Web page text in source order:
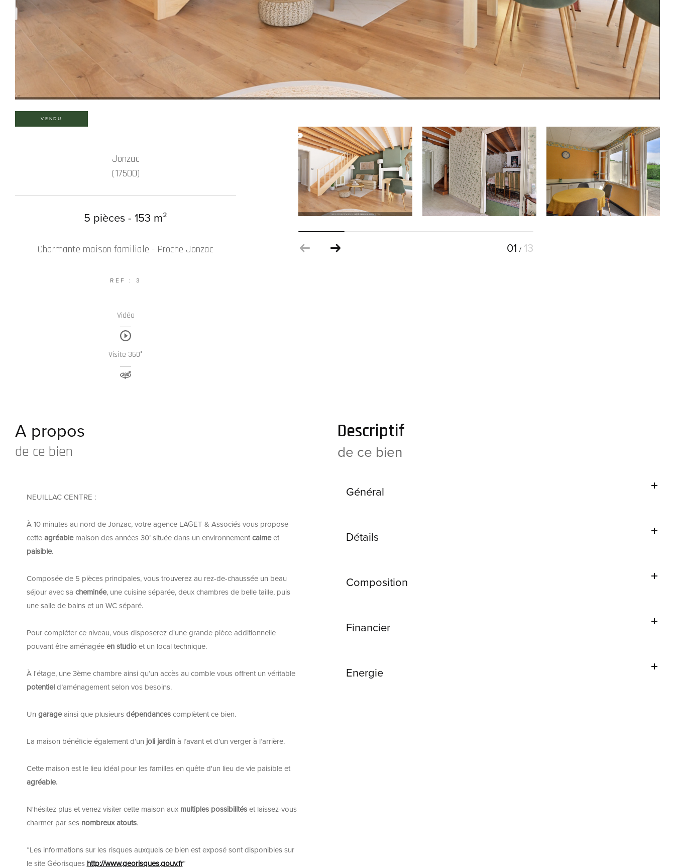
VENDU
01 / 13
Jonzac
(17500)
5 pièces - 153 m²
Charmante maison familiale - Proche Jonzac
REF : 3
Vidéo
Visite 360°
A propos
de ce bien
NEUILLAC CENTRE :
À 10 minutes au nord de Jonzac, votre agence LAGET & Associés vous propose
cetteagréablemaison des années 30’ située dans un environnementcalmeet
paisible.
Composée de 5 pièces principales, vous trouverez au rez-de-chaussée un beau
séjour avec sa cheminée, une cuisine séparée, deux chambres de belle taille, puis
une salle de bains et un WC séparé.
Pour compléter ce niveau, vous disposerez d'une grande pièce additionnelle
pouvant être aménagéeen studioet un local technique.
À l'étage, une 3ème chambre ainsi qu’un accès au comble vous offrent un véritable
potentield’aménagement selon vos besoins.
Un garageainsi que plusieursdépendancescomplètent ce bien.
La maison bénéficie également d’un joli jardinà l’avant et d’un verger à l’arrière.
Cette maison est le lieu idéal pour les familles en quête d'un lieu de vie paisible et
agréable.
N'hésitez plus et venez visiter cette maison aux multiples possibilitéset laissez-vous
charmer par ses nombreux atouts.
“Les informations sur les risques auxquels ce bien est exposé sont disponibles sur
le site Géorisques http://www.georisques.gouv.fr”
descriptif
de ce bien
Général
Détails
Composition
Financier
Energie